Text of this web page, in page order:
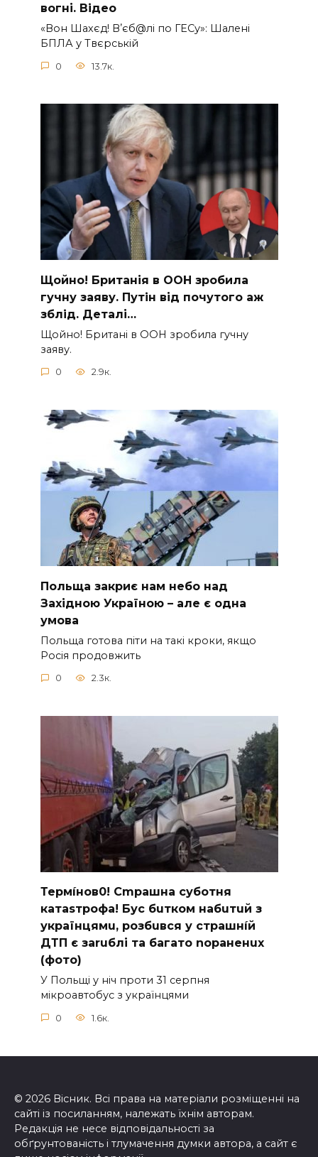
вoгні. Вiдео
«Вон Шахєд! Вʼєб@лі по ГЕСу»: Шалені
БПЛА у Твєрській
0 13.7к.
Щoйно! Бpитанія в ООН зpобила
гучну заяву. Путiн від пoчутого аж
зблiд. Дeталі…
Щoйно! Бpитані в ООН зpобила гучну
заяву.
0 2.9к.
Польща закриє нам небо над
Західною Україною – але є одна
умова
Польща готова піти на такі кроки, якщо
Росія продовжить
0 2.3к.
Термíнoв0! Cmрашна суботня
катаsтрофa! Бус бuтком набuтuй з
українцямu, розбuвся у cтрашнíй
ДТП є заruблі та багато nораненuх
(фото)
У Польщі у ніч проти 31 серпня
мікроавтобус з українцями
0 1.6к.
© 2026 Вісник. Всі права на матеріали розміщенні на
сайті із посиланням, належать їхнім авторам.
Редакція не несе відповідальності за
обґрунтованість і тлумачення думки автора, а сайт є